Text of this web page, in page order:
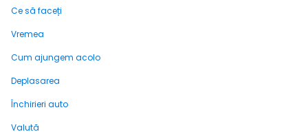
Ce să faceți
Vremea
Cum ajungem acolo
Deplasarea
Închirieri auto
Valută